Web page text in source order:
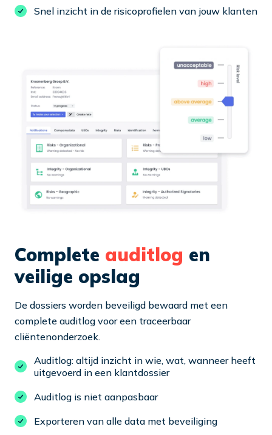
Snel inzicht in de risicoprofielen van jouw klanten
Complete auditlog en
veilige opslag
De dossiers worden beveiligd bewaard met een
complete auditlog voor een traceerbaar
cliëntenonderzoek.
Auditlog: altijd inzicht in wie, wat, wanneer heeft
uitgevoerd in een klantdossier
Auditlog is niet aanpasbaar
Exporteren van alle data met beveiliging